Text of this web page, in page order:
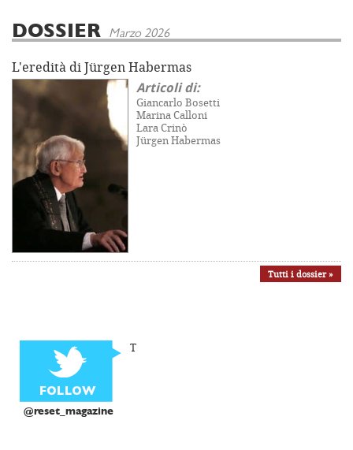
DOSSIER Marzo 2026
L'eredità di Jürgen Habermas
Articoli di:
Giancarlo Bosetti
Marina Calloni
Lara Crinò
Jürgen Habermas
Tutti i dossier »
@reset_magazine
T